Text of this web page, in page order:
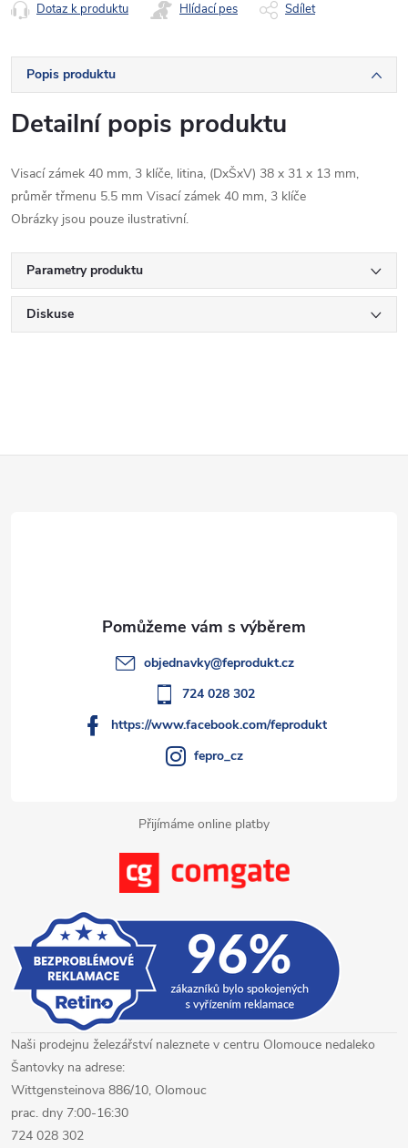
Dotaz k produktu Hlídací pes Sdílet
Popis produktu
Detailní popis produktu
Visací zámek 40 mm, 3 klíče, litina, (DxŠxV) 38 x 31 x 13 mm,
průměr třmenu 5.5 mm Visací zámek 40 mm, 3 klíče
Obrázky jsou pouze ilustrativní.
Parametry produktu
Diskuse
Přijímáme online platby
objednavky@feprodukt.cz
724 028 302
https://www.facebook.com/feprodukt
fepro_cz
Naši prodejnu železářství naleznete v centru Olomouce nedaleko
Šantovky na adrese:
Wittgensteinova 886/10, Olomouc
prac. dny 7:00-16:30
724 028 302